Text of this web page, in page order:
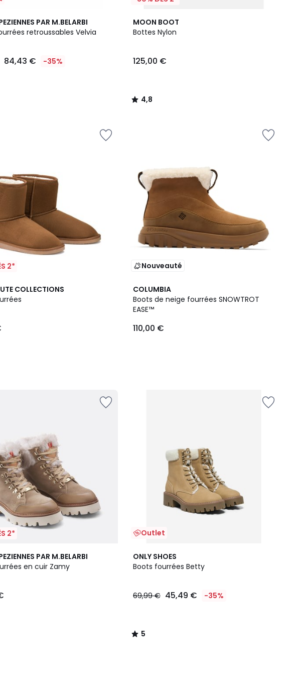
PAR M.BELARBI
retroussables Velvia
84,43 € -35%
MOON BOOT
Bottes Nylon
125,00 €
4,8
/ 5
4,8
/
2*
COLLECTIONS
Nouveauté
COLUMBIA
Boots de neige fourrées SNOWTROT
EASE™
110,00 €
2*
PAR M.BELARBI
en cuir Zamy
Outlet
ONLY SHOES
Boots fourrées Betty
69,99 € 45,49 € -35%
5
/
5
/